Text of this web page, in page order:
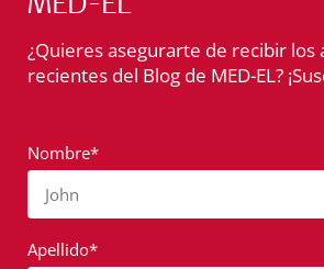
¿Quieres asegurarte de recibir los
recientes del Blog de MED-EL?
Nombre*
John
Apellido*